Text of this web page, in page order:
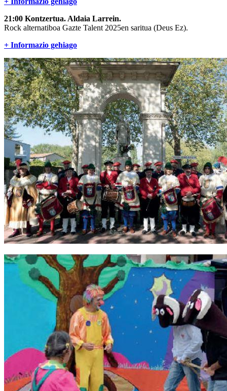
21:00 Kontzertua. Aldaia Larrein.
Rock alternatiboa Gazte Talent 2025en saritua (Deus Ez).
+ Informazio gehiago